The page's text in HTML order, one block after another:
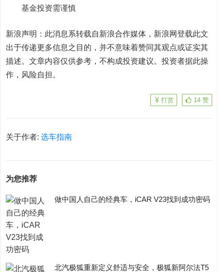
基金投资需谨慎
新浪声明：此消息系转载自新浪合作媒体，新浪网登载此文
出于传递更多信息之目的，并不意味着赞同其观点或证实其
描述。文章内容仅供参考，不构成投资建议。投资者据此操
作，风险自担。
14 赞
打赏
关于作者:选车指南
为您推荐
做中国人自己的经典车，iCAR V23找到成功密码
​北汽极狐重新定义舒适与安全，极狐新阿尔法T5